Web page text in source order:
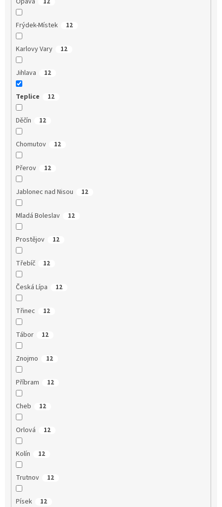
Frýdek-Místek 12
Karlovy Vary 12
Jihlava 12
Teplice 12
Děčín 12
Chomutov 12
Přerov 12
Jablonec nad Nisou 12
Mladá Boleslav 12
Prostějov 12
Třebíč 12
Česká Lípa 12
Třinec 12
Tábor 12
Znojmo 12
Příbram 12
Cheb 12
Orlová 12
Kolín 12
Trutnov 12
Písek 12